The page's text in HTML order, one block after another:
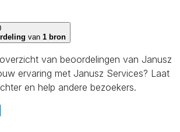
van 1 bron
van beoordelingen van Janusz
ervaring met Janusz Services? Laat
en help andere bezoekers.